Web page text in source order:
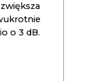
zwiększa
o 3 dB.